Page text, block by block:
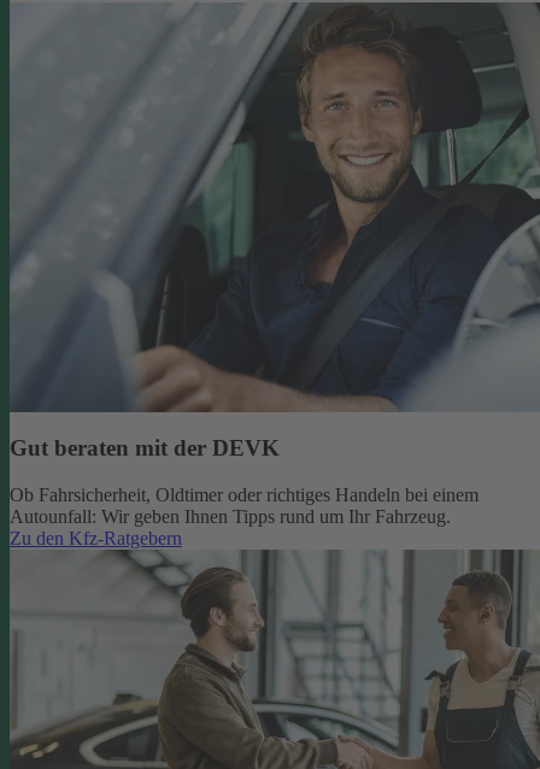
Gut beraten mit der DEVK
Ob Fahrsicherheit, Oldtimer oder richtiges Handeln bei einem
Autounfall: Wir geben Ihnen Tipps rund um Ihr Fahrzeug.
Zu den Kfz-Ratgebern